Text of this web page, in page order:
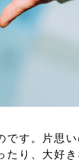
す。片思
たり、大好